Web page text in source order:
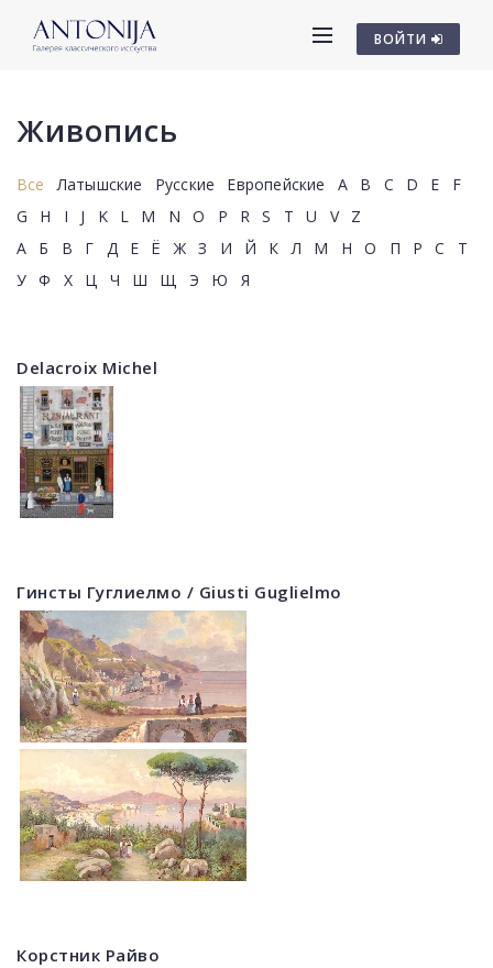
ВОЙТИ
Живопись
Все Латышские Русские Европейские A B C D E
F
G
H I J K L M N O P R S T U V
Z
А
Б В Г Д Е Ё Ж З И Й К Л М Н О П Р С
Т
У
Ф Х Ц Ч Ш Щ Э Ю Я
Delacroix Michel
Гинсты Гуглиелмо / Giusti Guglielmo
Корстник Райво